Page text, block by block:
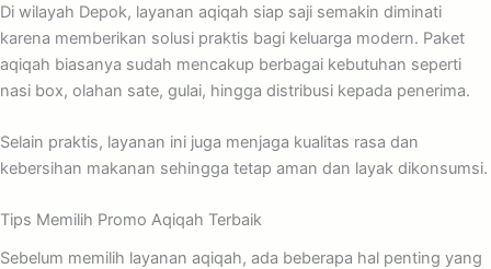
Di wilayah Depok, layanan aqiqah siap saji semakin diminati
karena memberikan solusi praktis bagi keluarga modern. Paket
aqiqah biasanya sudah mencakup berbagai kebutuhan seperti
nasi box, olahan sate, gulai, hingga distribusi kepada penerima.
Selain praktis, layanan ini juga menjaga kualitas rasa dan
kebersihan makanan sehingga tetap aman dan layak dikonsumsi.
Tips Memilih Promo Aqiqah Terbaik
Sebelum memilih layanan aqiqah, ada beberapa hal penting yang